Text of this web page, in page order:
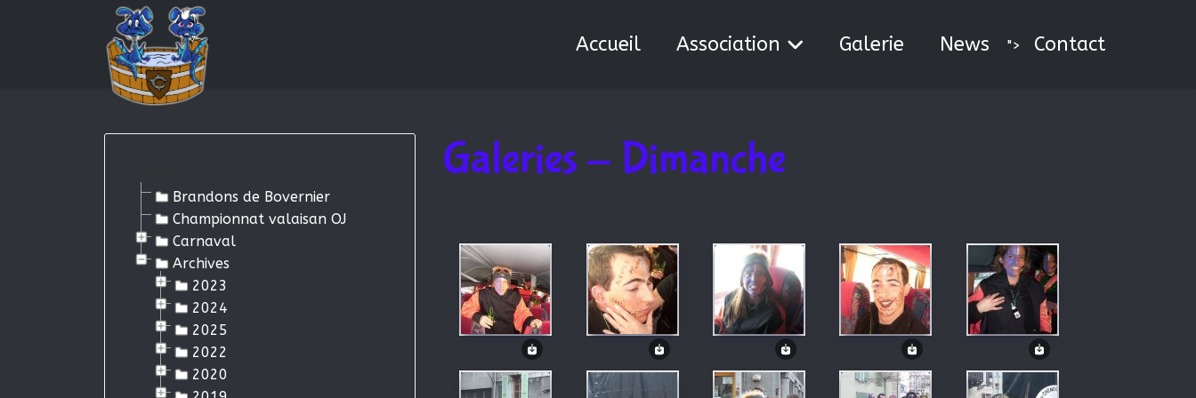
Accueil Association Galerie News "> Contact
Brandons de Bovernier
Championnat valaisan OJ
Carnaval
Archives
2023
2024
2025
2022
2020
Galeries - Dimanche